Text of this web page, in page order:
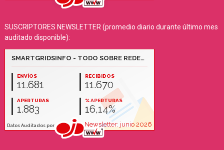
SUSCRIPTORES NEWSLETTER (promedio diario durante último mes
auditado disponible):